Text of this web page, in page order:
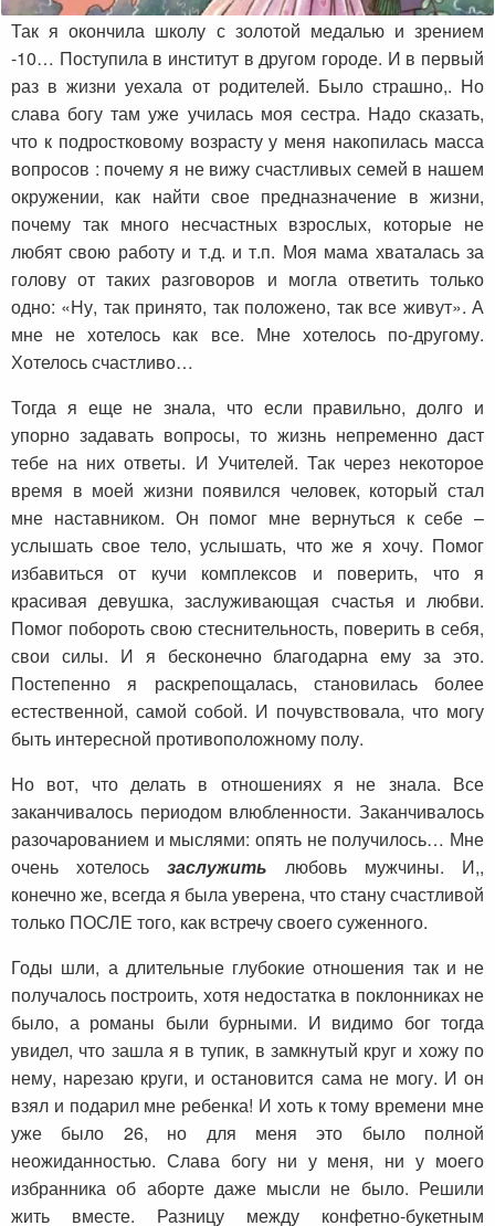
Так я окончила школу с золотой медалью и зрением
-10… Поступила в институт в другом городе. И в первый
раз в жизни уехала от родителей. Было страшно,. Но
слава богу там уже училась моя сестра. Надо сказать,
что к подростковому возрасту у меня накопилась масса
вопросов : почему я не вижу счастливых семей в нашем
окружении, как найти свое предназначение в жизни,
почему так много несчастных взрослых, которые не
любят свою работу и т.д. и т.п. Моя мама хваталась за
голову от таких разговоров и могла ответить только
одно: «Ну, так принято, так положено, так все живут». А
мне не хотелось как все. Мне хотелось по-другому.
Хотелось счастливо…
Тогда я еще не знала, что если правильно, долго и
упорно задавать вопросы, то жизнь непременно даст
тебе на них ответы. И Учителей. Так через некоторое
время в моей жизни появился человек, который стал
мне наставником. Он помог мне вернуться к себе –
услышать свое тело, услышать, что же я хочу. Помог
избавиться от кучи комплексов и поверить, что я
красивая девушка, заслуживающая счастья и любви.
Помог побороть свою стеснительность, поверить в себя,
свои силы. И я бесконечно благодарна ему за это.
Постепенно я раскрепощалась, становилась более
естественной, самой собой. И почувствовала, что могу
быть интересной противоположному полу.
Но вот, что делать в отношениях я не знала. Все
заканчивалось периодом влюбленности. Заканчивалось
разочарованием и мыслями: опять не получилось… Мне
очень хотелось заслужить любовь мужчины. И,,
конечно же, всегда я была уверена, что стану счастливой
только ПОСЛЕ того, как встречу своего суженного.
Годы шли, а длительные глубокие отношения так и не
получалось построить, хотя недостатка в поклонниках не
было, а романы были бурными. И видимо бог тогда
увидел, что зашла я в тупик, в замкнутый круг и хожу по
нему, нарезаю круги, и остановится сама не могу. И он
взял и подарил мне ребенка! И хоть к тому времени мне
уже было 26, но для меня это было полной
неожиданностью. Слава богу ни у меня, ни у моего
избранника об аборте даже мысли не было. Решили
жить вместе. Разницу между конфетно-букетным